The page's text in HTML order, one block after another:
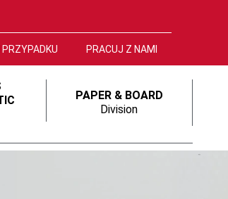
PRACUJ Z NAMI
PAPER & BOARD
Division